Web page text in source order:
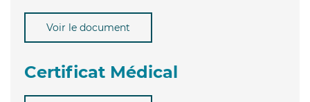
Voir le document
Certificat Médical